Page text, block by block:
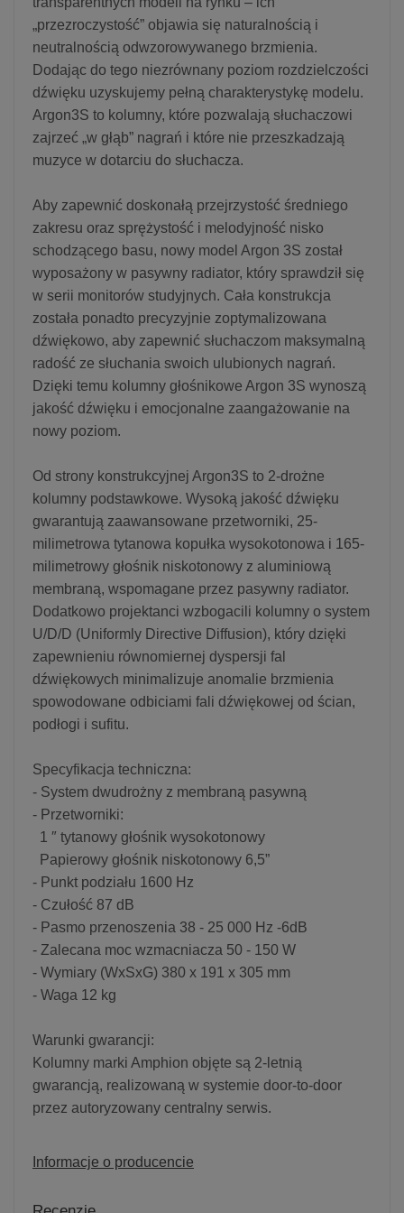
„przezroczystość” objawia się naturalnością i
neutralnością odwzorowywanego brzmienia.
Dodając do tego niezrównany poziom rozdzielczości
dźwięku uzyskujemy pełną charakterystykę modelu.
Argon3S to kolumny, które pozwalają słuchaczowi
zajrzeć „w głąb” nagrań i które nie przeszkadzają
muzyce w dotarciu do słuchacza.
Aby zapewnić doskonałą przejrzystość średniego
zakresu oraz sprężystość i melodyjność nisko
schodzącego basu, nowy model Argon 3S został
wyposażony w pasywny radiator, który sprawdził się
w serii monitorów studyjnych. Cała konstrukcja
została ponadto precyzyjnie zoptymalizowana
dźwiękowo, aby zapewnić słuchaczom maksymalną
radość ze słuchania swoich ulubionych nagrań.
Dzięki temu kolumny głośnikowe Argon 3S wynoszą
jakość dźwięku i emocjonalne zaangażowanie na
nowy poziom.
Od strony konstrukcyjnej Argon3S to 2-drożne
kolumny podstawkowe. Wysoką jakość dźwięku
gwarantują zaawansowane przetworniki, 25-
milimetrowa tytanowa kopułka wysokotonowa i 165-
milimetrowy głośnik niskotonowy z aluminiową
membraną, wspomagane przez pasywny radiator.
Dodatkowo projektanci wzbogacili kolumny o system
U/D/D (Uniformly Directive Diffusion), który dzięki
zapewnieniu równomiernej dyspersji fal
dźwiękowych minimalizuje anomalie brzmienia
spowodowane odbiciami fali dźwiękowej od ścian,
podłogi i sufitu.
Specyfikacja techniczna:
- System dwudrożny z membraną pasywną
- Przetworniki:
1 ″ tytanowy głośnik wysokotonowy
Papierowy głośnik niskotonowy 6,5”
- Punkt podziału 1600 Hz
- Czułość 87 dB
- Pasmo przenoszenia 38 - 25 000 Hz -6dB
- Zalecana moc wzmacniacza 50 - 150 W
- Wymiary (WxSxG) 380 x 191 x 305 mm
- Waga 12 kg
Warunki gwarancji:
Kolumny marki Amphion objęte są 2-letnią
gwarancją, realizowaną w systemie door-to-door
przez autoryzowany centralny serwis.
Informacje o producencie